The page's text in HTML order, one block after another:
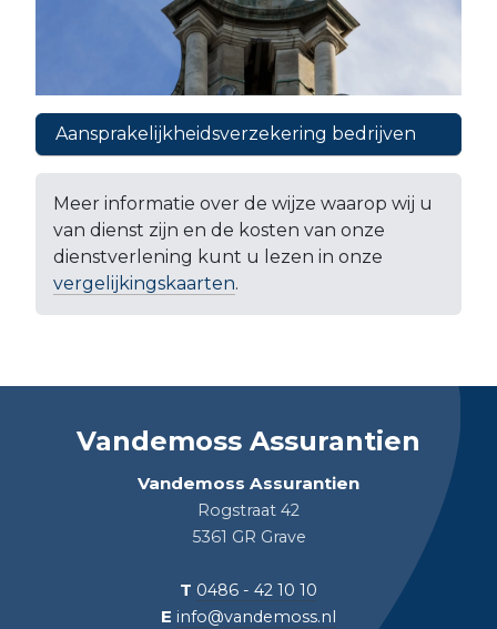
Aansprakelijkheidsverzekering bedrijven
Meer informatie over de wijze waarop wij u
van dienst zijn en de kosten van onze
dienstverlening kunt u lezen in onze
vergelijkingskaarten.
Vandemoss Assurantien
Vandemoss Assurantien
Rogstraat 42
5361 GR Grave
T 0486 - 42 10 10
E info@vandemoss.nl